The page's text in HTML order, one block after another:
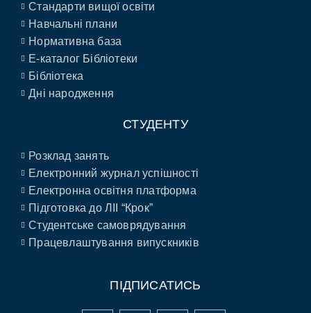
Стандарти вищої освіти
Навчальні плани
Нормативна база
E-каталог Бібліотеки
Бібліотека
Дні народження
СТУДЕНТУ
Розклад занять
Електронний журнал успішності
Електронна освітня платформа
Підготовка до ЛІІ “Крок”
Студентське самоврядування
Працевлаштування випускників
ПІДПИСАТИСЬ